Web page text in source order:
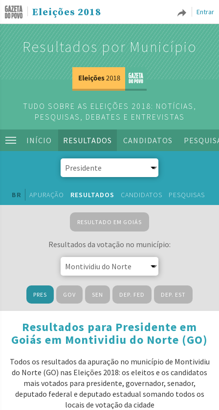
Entrar
Eleições 2018
Resultados por Município
TUDO SOBRE AS ELEIÇÕES 2018: NOTÍCIAS,
PESQUISAS, DEBATES E ENTREVISTAS
INÍCIO RESULTADOS CANDIDATOS
BR APURAÇÃO RESULTADOS CANDIDATOS PESQUISAS
RESULTADO EM GOIÁS
Resultados da votação no município:
PRES GOV SEN DEP. FED DEP. EST
Resultados para Presidente em
Goiás em Montividiu do Norte (GO)
Todos os resultados da apuração no município de Montividiu
do Norte (GO) nas Eleições 2018: os eleitos e os candidatos
mais votados para presidente, governador, senador,
deputado federal e deputado estadual somando todos os
locais de votação da cidade